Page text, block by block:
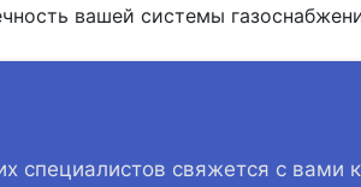
вашей системы
специалистов свяжется с вами